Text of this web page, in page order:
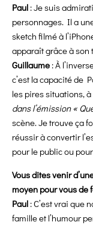
Paul : Je suis
personnages. Il a
sketch filmé à
apparaît grâce à son
Guillaume : À
c’est la capacité de
les pires situations,
dans l’émission «
scène. Je trouve ça
réussir à convertir
pour le public ou
Vous dites venir
moyen pour vous de
Paul : C’est vrai que
famille et l’humour